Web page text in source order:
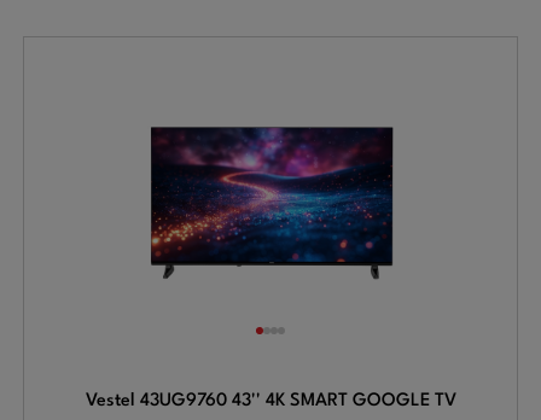
Vestel 43UG9760 43'' 4K SMART GOOGLE TV